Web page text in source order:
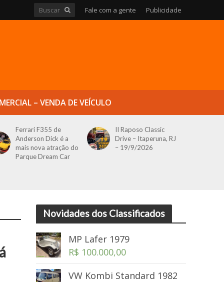
Fale com a gente Publicidade
– VENDA DE VEÍCULO
Ferrari F355 de
Anderson Dick é a
mais nova atração do
Parque Dream Car
II Raposo Classic
Drive – Itaperuna, RJ
– 19/9/2026
Novidades dos Classificados
MP Lafer 1979
R$ 100.000,00
VW Kombi Standard 1982